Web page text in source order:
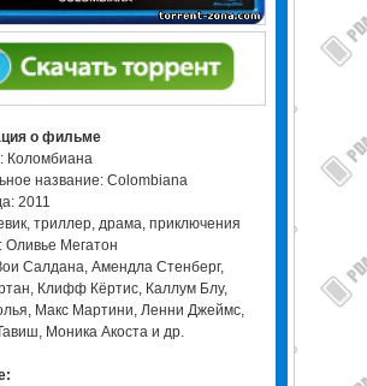
о фильме
Коломбиана
название: Colombiana
2011
триллер, драма, приключения
Оливье Мегатон
Салдана, Амендла Стенберг,
Клифф Кёртис, Каллум Блу,
Макс Мартини, Ленни Джеймс,
Моника Акоста и др.